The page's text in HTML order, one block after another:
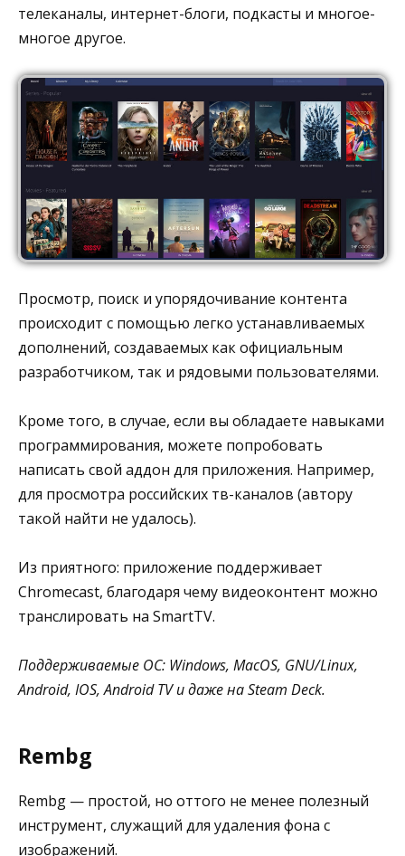
телеканалы, интернет-блоги, подкасты и многое-
многое другое.
Просмотр, поиск и упорядочивание контента
происходит с помощью легко устанавливаемых
дополнений, создаваемых как официальным
разработчиком, так и рядовыми пользователями.
Кроме того, в случае, если вы обладаете навыками
программирования, можете попробовать
написать свой аддон для приложения. Например,
для просмотра российских тв-каналов (автору
такой найти не удалось).
Из приятного: приложение поддерживает
Chromecast, благодаря чему видеоконтент можно
транслировать на SmartTV.
Поддерживаемые ОС: Windows, MacOS, GNU/Linux,
Android, IOS, Android TV и даже на Steam Deck.
Rembg
Rembg — простой, но оттого не менее полезный
инструмент, служащий для удаления фона с
изображений.